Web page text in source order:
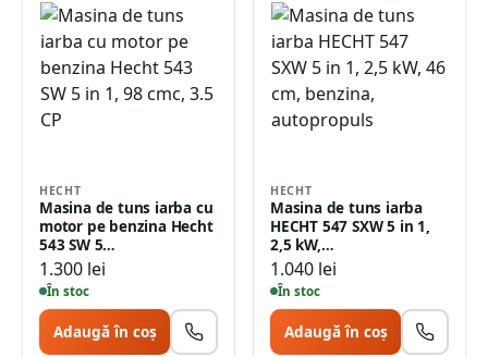
HECHT
Masina de tuns iarba cu
motor pe benzina Hecht
543 SW 5…
1.300 lei
În stoc
Adaugă în coș
HECHT
Masina de tuns iarba
HECHT 547 SXW 5 in 1,
2,5 kW,…
1.040 lei
În stoc
Adaugă în coș